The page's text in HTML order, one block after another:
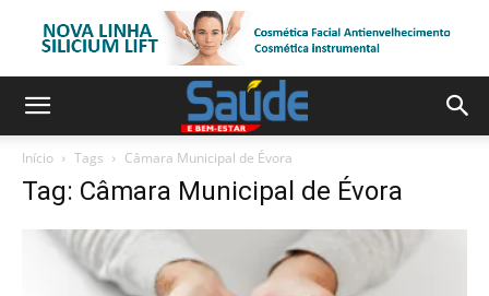
Início Tags Câmara Municipal de Évora
Tag: Câmara Municipal de Évora